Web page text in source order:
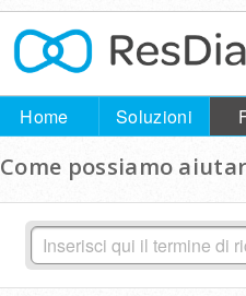
Home Soluzioni
Come possiamo